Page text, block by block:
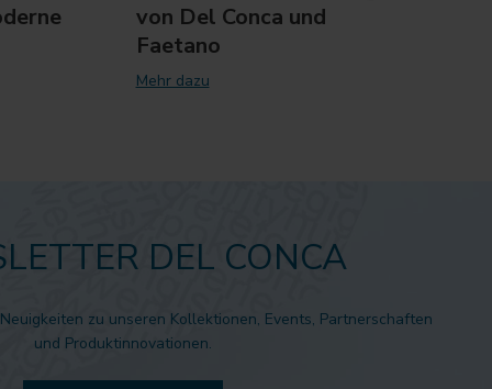
von Del Conca und
Faetano
Mehr dazu
DEL CONCA
zu unseren Kollektionen, Events, Partnerschaften
und Produktinnovationen.